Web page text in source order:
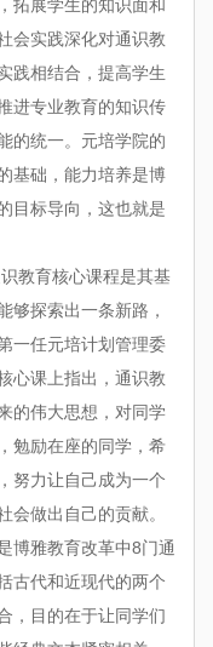
拓展学生的知识面和
会实践深化对通识教
践相结合，提高学生
进专业教育的知识传
的统一。元培学院的
基础，能力培养是博
目标导向，这也就是
教育核心课程是其基
够探索出一条新路，
一任元培计划管理委
心课上指出，通识教
的伟大思想，对同学
勉励在座的同学，希
努力让自己成为一个
会做出自己的贡献。
博雅教育改革中8门通
古代和近现代的两个
，目的在于让同学们